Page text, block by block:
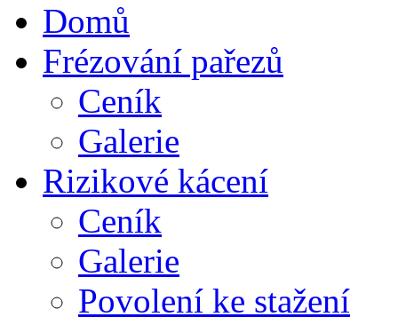
Domů
Frézování pařezů
Ceník
Galerie
Rizikové kácení
Ceník
Galerie
Povolení ke stažení